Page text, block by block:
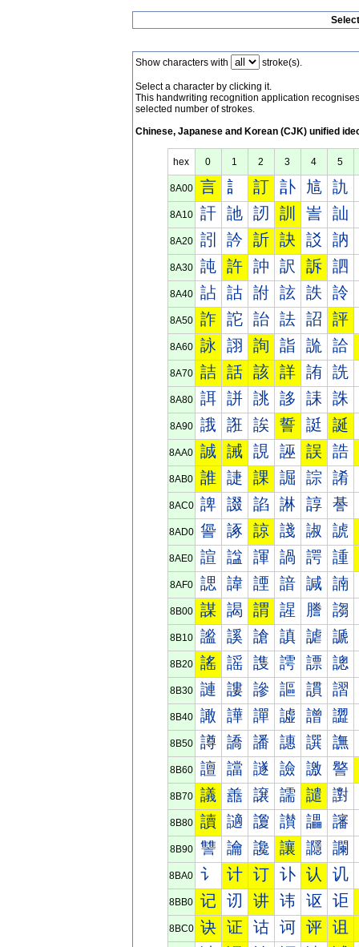
Show characters with stroke(s).
Select a character by clicking it.
This handwriting recognition application
selected number of strokes.
Chinese, Japanese and Korean (CJK) unified
hex 0 1 2 3 4 5
8A00 言 訁 訂 訃 訄 訅
8A10 訐 訑 訒 訓 訔 訕
8A20 訠 訡 訢 訣 訤 訥
8A30 訰 許 訲 訳 訴 訵
8A40 詀 詁 詂 詃 詄 詅
8A50 詐 詑 詒 詓 詔 評
8A60 詠 詡 詢 詣 詤 詥
8A70 詰 話 該 詳 詴 詵
8A80 誀 誁 誂 誃 誄 誅
8A90 誐 誑 誒 誓 誔 誕
8AA0 誠 誡 誢 誣 誤 誥
8AB0 誰 誱 課 誳 誴 誵
8AC0 諀 諁 諂 諃 諄 諅
8AD0 諐 諑 諒 諓 諔 諕
8AE0 諠 諡 諢 諣 諤 諥
8AF0 諰 諱 諲 諳 諴 諵
8B00 謀 謁 謂 謃 謄 謅
8B10 謐 謑 謒 謓 謔 謕
8B20 謠 謡 謢 謣 謤 謥
8B30 謰 謱 謲 謳 謴 謵
8B40 譀 譁 譂 譃 譄 譅
8B50 譐 譑 譒 譓 譔 譕
8B60 譠 譡 譢 譣 譤 譥
8B70 議 譱 譲 譳 譴 譵
8B80 讀 讁 讂 讃 讄 讅
8B90 讐 讑 讒 讓 讔 讕
8BA0 讠 计 订 讣 认 讥
8BB0 记 讱 讲 讳 讴 讵
8BC0 诀 证 诂 诃 评 诅